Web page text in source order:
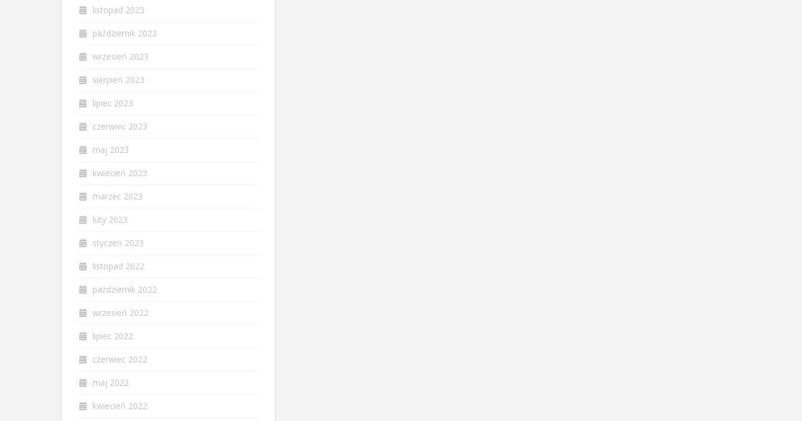
listopad 2023
październik 2023
wrzesień 2023
sierpień 2023
lipiec 2023
czerwiec 2023
maj 2023
kwiecień 2023
marzec 2023
luty 2023
styczeń 2023
listopad 2022
październik 2022
wrzesień 2022
lipiec 2022
czerwiec 2022
maj 2022
kwiecień 2022